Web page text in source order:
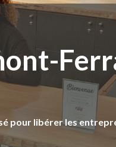
pour libérer les